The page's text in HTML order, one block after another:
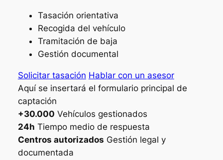
Tasación orientativa
Recogida del vehículo
Tramitación de baja
Gestión documental
Solicitar tasación Hablar con un asesor
Aquí se insertará el formulario principal de
captación
+30.000 Vehículos gestionados
24h Tiempo medio de respuesta
Centros autorizados Gestión legal y
documentada